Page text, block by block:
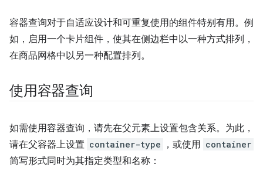
容器查询对于自适应设计和可重复使用的组件特别有用。例
如，启用一个卡片组件，使其在侧边栏中以一种方式排列，
在商品网格中以另一种配置排列。
使用容器查询
如需使用容器查询，请先在父元素上设置包含关系。为此，
请在父容器上设置 container-type ，或使用 container
简写形式同时为其指定类型和名称：